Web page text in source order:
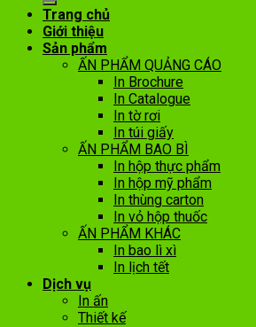
Trang chủ
Giới thiệu
Sản phẩm
ẤN PHẨM QUẢNG CÁO
In Brochure
In Catalogue
In tờ rơi
In túi giấy
ẤN PHẨM BAO BÌ
In hộp thực phẩm
In hộp mỹ phẩm
In thùng carton
In vỏ hộp thuốc
ẤN PHẨM KHÁC
In bao lì xì
In lịch tết
Dịch vụ
In ấn
Thiết kế